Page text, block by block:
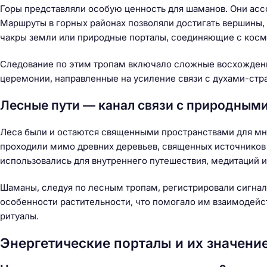
Горы представляли особую ценность для шаманов. Они
Маршруты в горных районах позволяли достигать
чакры земли или природные порталы, соединяющие с
Следование по этим тропам включало сложные
церемонии, направленные на усиление связи с духами-
Лесные пути — канал связи с
Леса были и остаются священными пространствами для
проходили мимо древних деревьев, священных
использовались для внутреннего путешествия, медитаций
Шаманы, следуя по лесным тропам, регистрировали
особенности растительности, что помогало им
ритуалы.
Энергетические порталы и их
Н